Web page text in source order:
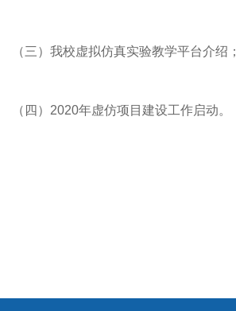
（三）我校虚拟仿真实验教学平台介绍；
（四）2020年虚仿项目建设工作启动。